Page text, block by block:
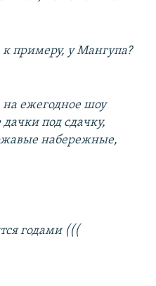
примеру, у Мангупа?
на ежегодное шоу
под сдачку,
набережные,
годами (((